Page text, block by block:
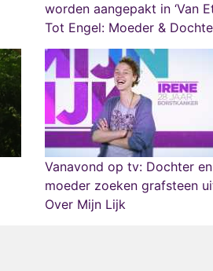
worden aangepakt in ‘Van
Vanavond op tv: Dochter en
moeder zoeken grafsteen
Over Mijn Lijk